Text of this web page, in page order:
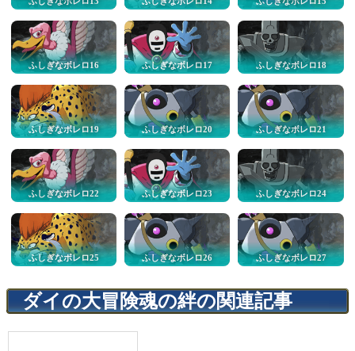
ふしぎなボレロ16 ふしぎなボレロ17 ふしぎなボレロ18
ふしぎなボレロ19 ふしぎなボレロ20 ふしぎなボレロ21
ふしぎなボレロ22 ふしぎなボレロ23 ふしぎなボレロ24
ふしぎなボレロ25 ふしぎなボレロ26 ふしぎなボレロ27
ダイの大冒険魂の絆の関連記事